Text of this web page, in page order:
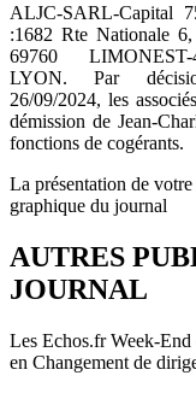
ALJC-SARL-Capital
:1682 Rte Nationale
69760 LIMONEST-
LYON. Par
26/09/2024, les
démission de Jean-
fonctions de cogérants.
La présentation de
graphique du journal
AUTRES
JOURNAL
Les Echos.fr Week-End
en Changement de